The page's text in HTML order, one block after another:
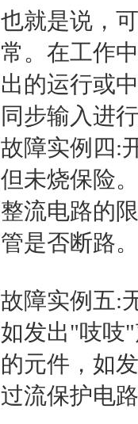
也就是说，
常。在工作
出的运行或
同步输入进
故障实例四:
但未烧保险
整流电路的
管是否断路。
故障实例五:
如发出"吱吱
的元件，如
过流保护电